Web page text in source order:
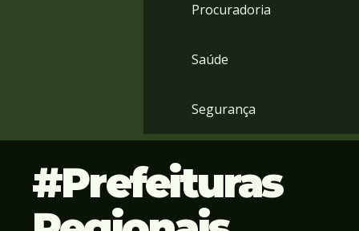
Procuradoria
Saúde
Segurança
Prefeituras